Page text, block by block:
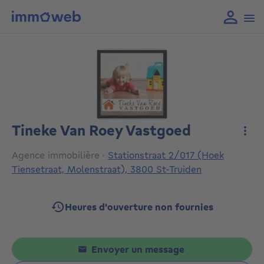
Tineke Van Roey Vastgoed
Agence immobilière · Stationstraat 2/017 (Hoek
Tiensetraat, Molenstraat), 3800 St-Truiden
Heures d'ouverture non fournies
Envoyer un message